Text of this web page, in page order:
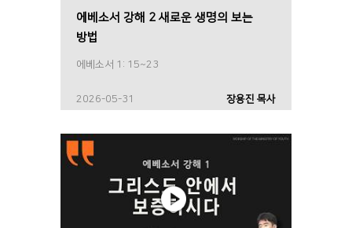
에베소서 강해 2 새로운 생명의 보는
방법
에베소서 1: 15~23
2026-05-31 장용진 목사